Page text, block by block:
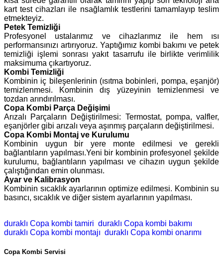
kart test cihazları ile nsağlamlık testlerini tamamlayıp teslim
etmekteyiz.
Petek Temizliği
Profesyonel ustalarımız ve cihazlarımız ile hem ısı
performansınızı artırıyoruz. Yaptığımız kombi bakımı ve petek
temizliği işlemi sonrası yakıt tasarrufu ile birlikte verimlilik
maksimuma çıkartıyoruz.
Kombi Temizliği
Kombinin iç bileşenlerinin (ısıtma bobinleri, pompa, eşanjör)
temizlenmesi. Kombinin dış yüzeyinin temizlenmesi ve
tozdan arındırılması.
Copa Kombi Parça Değişimi
Arızalı Parçaların Değiştirilmesi: Termostat, pompa, valfler,
eşanjörler gibi arızalı veya aşınmış parçaların değiştirilmesi.
Copa Kombi Montaj ve Kurulumu
Kombinin uygun bir yere monte edilmesi ve gerekli
bağlantıların yapılması.Yeni bir kombinin profesyonel şekilde
kurulumu, bağlantıların yapılması ve cihazın uygun şekilde
çalıştığından emin olunması.
Ayar ve Kalibrasyon
Kombinin sıcaklık ayarlarının optimize edilmesi. Kombinin su
basıncı, sıcaklık ve diğer sistem ayarlarının yapılması.
duraklı Copa kombi tamiri duraklı Copa kombi bakımı
duraklı Copa kombi montajı duraklı Copa kombi onarımı
Copa Kombi Servisi